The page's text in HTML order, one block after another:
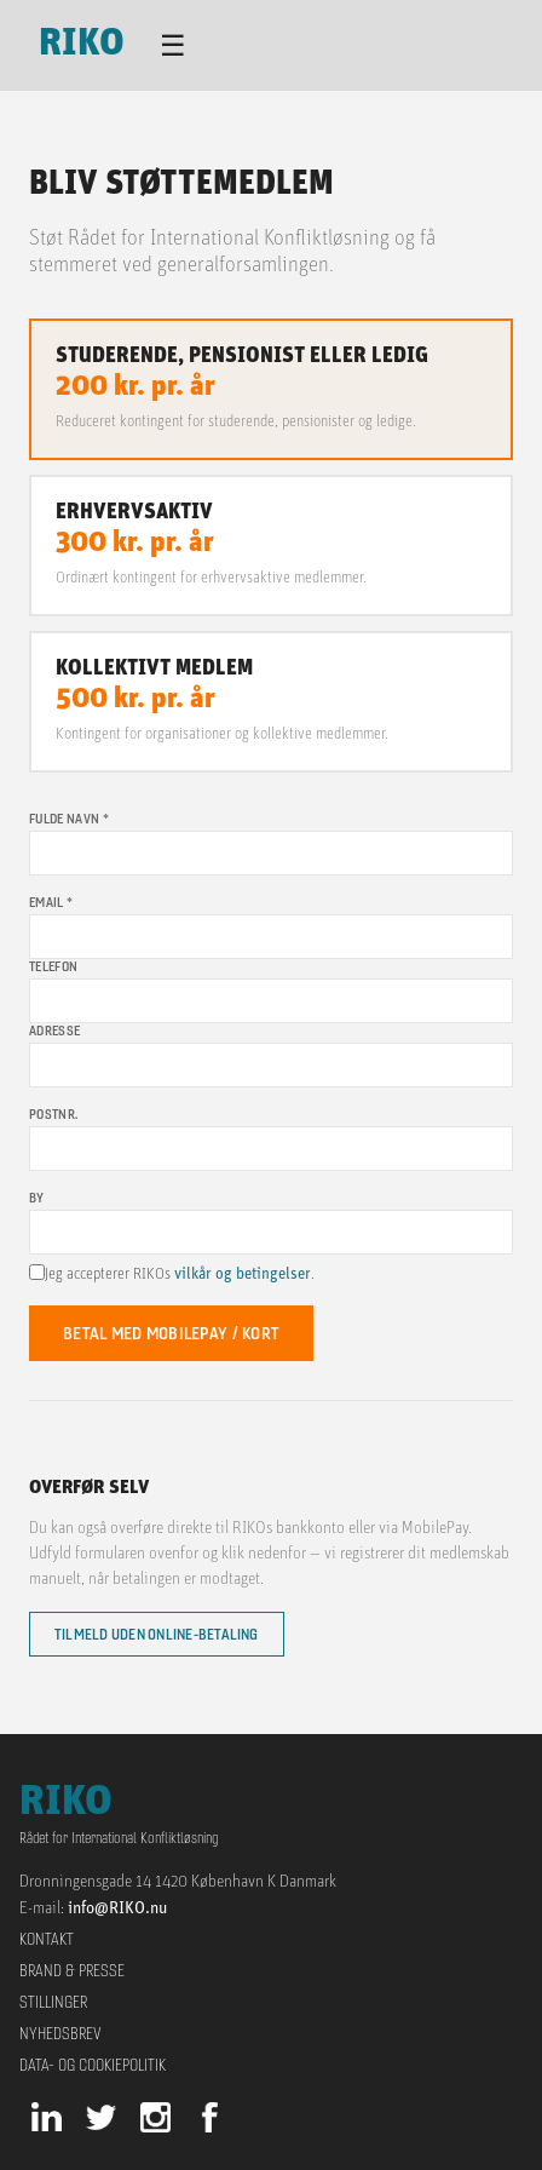
RIKO ☰
BLIV STØTTEMEDLEM
Støt Rådet for International Konfliktløsning og få
stemmeret ved generalforsamlingen.
STUDERENDE, PENSIONIST ELLER LEDIG
200 kr. pr. år
Reduceret kontingent for studerende, pensionister og ledige.
ERHVERVSAKTIV
300 kr. pr. år
Ordinært kontingent for erhvervsaktive medlemmer.
KOLLEKTIVT MEDLEM
500 kr. pr. år
Kontingent for organisationer og kollektive medlemmer.
FULDE NAVN *
EMAIL *
TELEFON
ADRESSE
POSTNR.
BY
Jeg accepterer RIKOs vilkår og betingelser.
BETAL MED MOBILEPAY / KORT
OVERFØR SELV
Du kan også overføre direkte til RIKOs bankkonto eller via MobilePay.
Udfyld formularen ovenfor og klik nedenfor — vi registrerer dit medlemskab
manuelt, når betalingen er modtaget.
TILMELD UDEN ONLINE-BETALING
RIKO
Rådet for International Konfliktløsning
Dronningensgade 14 1420 København K Danmark
E-mail: info@RIKO.nu
KONTAKT
BRAND & PRESSE
STILLINGER
NYHEDSBREV
DATA- OG COOKIEPOLITIK